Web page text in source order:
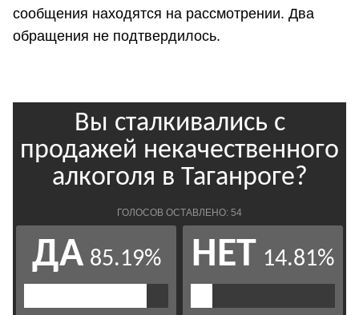
сообщения находятся на рассмотрении. Два
обращения не подтвердилось.